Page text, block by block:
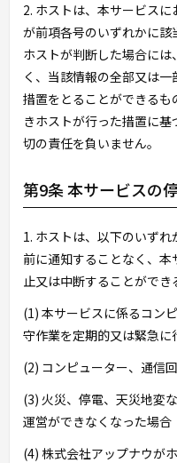
2. ホストは、本サービス
が前項各号のいずれかに
ホストが判断した場合に
く、当該情報の全部又は
措置をとることができる
きホストが行った措置に
切の責任を負いません。
第9条 本サービスの
1. ホストは、以下のいず
前に通知することなく、
止又は中断することができ
(1) 本サービスに係るコン
守作業を定期的又は緊急に
(2) コンピューター、通信
(3) 火災、停電、天災地変
運営ができなくなった場合
(4) 株式会社アップナウが